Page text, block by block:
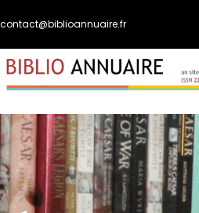
au
contenu
contact@biblioannuaire.fr